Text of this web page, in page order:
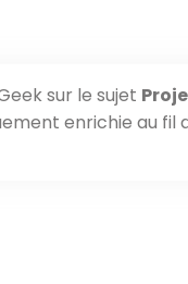
sur le sujet
enrichie au fil